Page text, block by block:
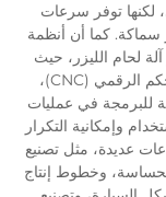
لكنها توفر سرعات
سماكة. كما أن أنظمة
لحام الليزر، حيث
تضيف أنظمة التكامل المتقدمة مع وحدات التحكم الرقمي (CNC)،
للبرمجة في عمليات
وإمكانية التكرار
عديدة، مثل تصنيع
وخطوط إنتاج